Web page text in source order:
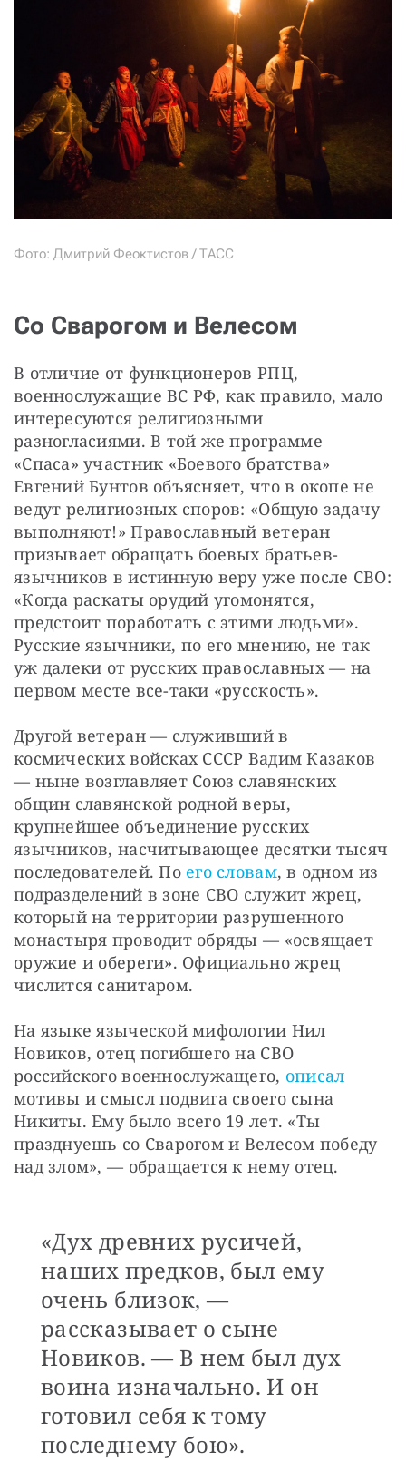
Фото: Дмитрий Феоктистов / ТАСС
Со Сварогом и Велесом
В отличие от функционеров РПЦ,
военнослужащие ВС РФ, как правило, мало
интересуются религиозными
разногласиями. В той же программе
«Спаса» участник «Боевого братства»
Евгений Бунтов объясняет, что в окопе не
ведут религиозных споров: «Общую задачу
выполняют!» Православный ветеран
призывает обращать боевых братьев-
язычников в истинную веру уже после СВО:
«Когда раскаты орудий угомонятся,
предстоит поработать с этими людьми».
Русские язычники, по его мнению, не так
уж далеки от русских православных — на
первом месте все-таки «русскость».
Другой ветеран — служивший в
космических войсках СССР Вадим Казаков
— ныне возглавляет Союз славянских
общин славянской родной веры,
крупнейшее объединение русских
язычников, насчитывающее десятки тысяч
последователей. По его словам, в одном из
подразделений в зоне СВО служит жрец,
который на территории разрушенного
монастыря проводит обряды — «освящает
оружие и обереги». Официально жрец
числится санитаром.
На языке языческой мифологии Нил
Новиков, отец погибшего на СВО
российского военнослужащего, описал
мотивы и смысл подвига своего сына
Никиты. Ему было всего 19 лет. «Ты
празднуешь со Сварогом и Велесом победу
над злом», — обращается к нему отец.
«Дух древних русичей,
наших предков, был ему
очень близок, —
рассказывает о сыне
Новиков. — В нем был дух
воина изначально. И он
готовил себя к тому
последнему бою».